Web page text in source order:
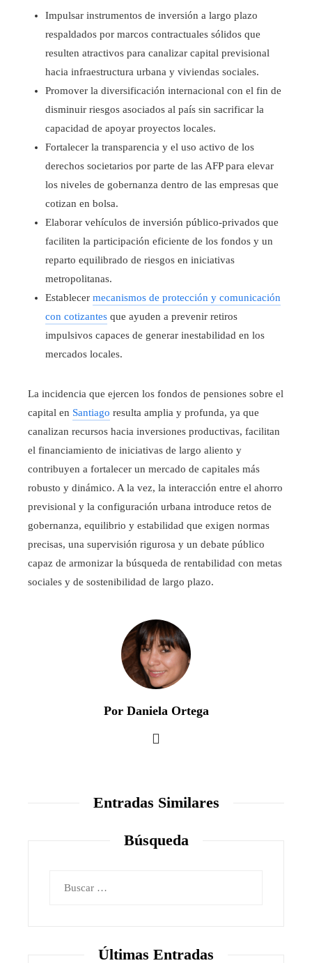
Impulsar instrumentos de inversión a largo plazo
respaldados por marcos contractuales sólidos que
resulten atractivos para canalizar capital previsional
hacia infraestructura urbana y viviendas sociales.
Promover la diversificación internacional con el fin de
disminuir riesgos asociados al país sin sacrificar la
capacidad de apoyar proyectos locales.
Fortalecer la transparencia y el uso activo de los
derechos societarios por parte de las AFP para elevar
los niveles de gobernanza dentro de las empresas que
cotizan en bolsa.
Elaborar vehículos de inversión público-privados que
faciliten la participación eficiente de los fondos y un
reparto equilibrado de riesgos en iniciativas
metropolitanas.
Establecer mecanismos de protección y comunicación
con cotizantes que ayuden a prevenir retiros
impulsivos capaces de generar inestabilidad en los
mercados locales.
La incidencia que ejercen los fondos de pensiones sobre el
capital en Santiago resulta amplia y profunda, ya que
canalizan recursos hacia inversiones productivas, facilitan
el financiamiento de iniciativas de largo aliento y
contribuyen a fortalecer un mercado de capitales más
robusto y dinámico. A la vez, la interacción entre el ahorro
previsional y la configuración urbana introduce retos de
gobernanza, equilibrio y estabilidad que exigen normas
precisas, una supervisión rigurosa y un debate público
capaz de armonizar la búsqueda de rentabilidad con metas
sociales y de sostenibilidad de largo plazo.
Por Daniela Ortega
Entradas Similares
Búsqueda
Últimas Entradas